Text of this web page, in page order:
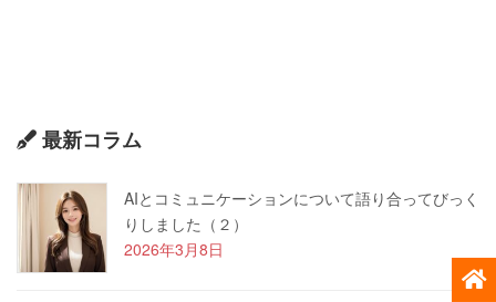
最新コラム
AIとコミュニケーションについて語り合ってびっく
りしました（２）
2026年3月8日